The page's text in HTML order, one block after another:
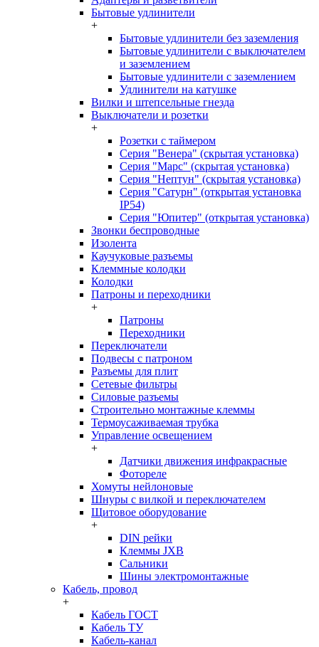
Бытовые удлинители
+
Бытовые удлинители без заземления
Бытовые удлинители с выключателем
и заземлением
Бытовые удлинители с заземлением
Удлинители на катушке
Вилки и штепсельные гнезда
Выключатели и розетки
+
Розетки с таймером
Серия "Венера" (скрытая установка)
Серия "Марс" (скрытая установка)
Серия "Нептун" (скрытая установка)
Серия "Сатурн" (открытая установка
IP54)
Серия "Юпитер" (открытая установка)
Звонки беспроводные
Изолента
Каучуковые разъемы
Клеммные колодки
Колодки
Патроны и переходники
+
Патроны
Переходники
Переключатели
Подвесы с патроном
Разъемы для плит
Сетевые фильтры
Силовые разъемы
Строительно монтажные клеммы
Термоусаживаемая трубка
Управление освещением
+
Датчики движения инфракрасные
Фотореле
Хомуты нейлоновые
Шнуры с вилкой и переключателем
Щитовое оборудование
+
DIN рейки
Клеммы JXB
Сальники
Шины электромонтажные
Кабель, провод
+
Кабель ГОСТ
Кабель ТУ
Кабель-канал